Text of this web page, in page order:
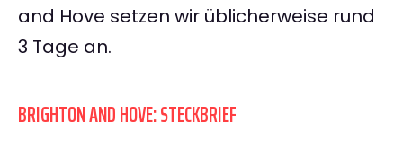
and Hove setzen wir üblicherweise rund
3 Tage an.
BRIGHTON AND HOVE: STECKBRIEF